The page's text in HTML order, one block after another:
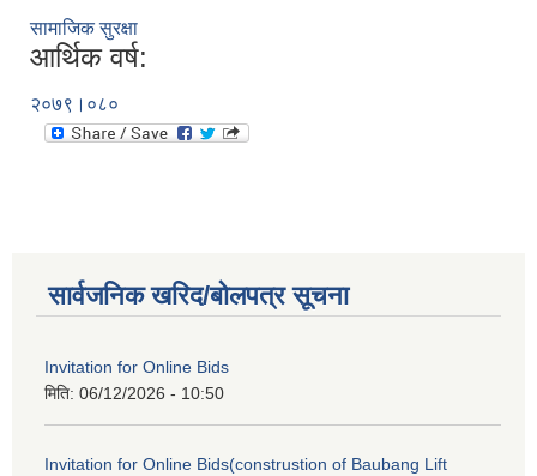
सामाजिक सुरक्षा
आर्थिक वर्ष:
२०७९।०८०
सार्वजनिक खरिद/बोलपत्र सूचना
Invitation for Online Bids
मिति: 06/12/2026 - 10:50
Invitation for Online Bids(construstion of Baubang Lift